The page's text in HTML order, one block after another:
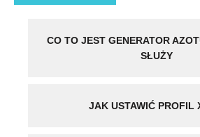
CO TO JEST GENERATOR
SŁUŻY
JAK USTAWIĆ PROFIL